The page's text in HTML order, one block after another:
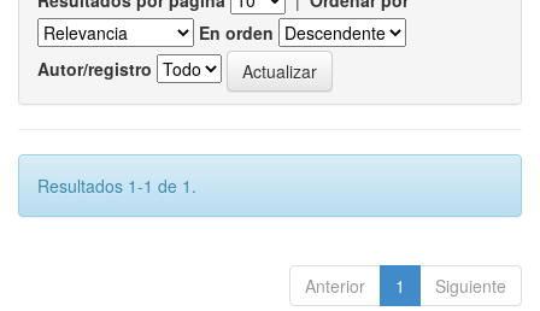
En orden
Autor/registro
Resultados 1-1 de 1.
Anterior 1 Siguiente